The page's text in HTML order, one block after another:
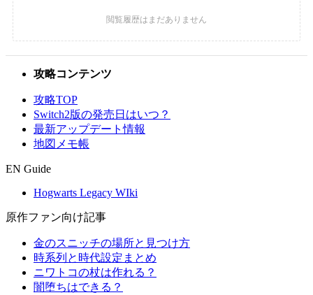
攻略コンテンツ
攻略TOP
Switch2版の発売日はいつ？
最新アップデート情報
地図メモ帳
EN Guide
Hogwarts Legacy WIki
原作ファン向け記事
金のスニッチの場所と見つけ方
時系列と時代設定まとめ
ニワトコの杖は作れる？
闇堕ちはできる？